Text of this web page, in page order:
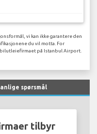
vi kan ikke garantere den
du vil motta. For
på Istanbul Airport.
spørsmål
tilbyr